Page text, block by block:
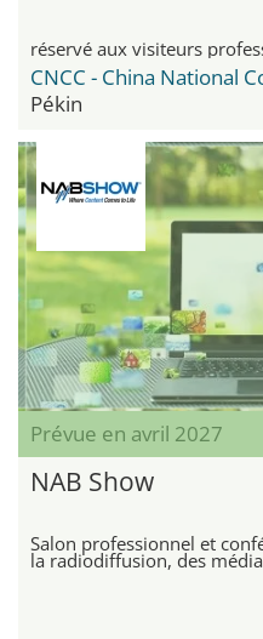
réservé aux visiteurs
CNCC - China National
Pékin
Prévue en avril 2027
NAB Show
Salon professionnel et
la radiodiffusion, des